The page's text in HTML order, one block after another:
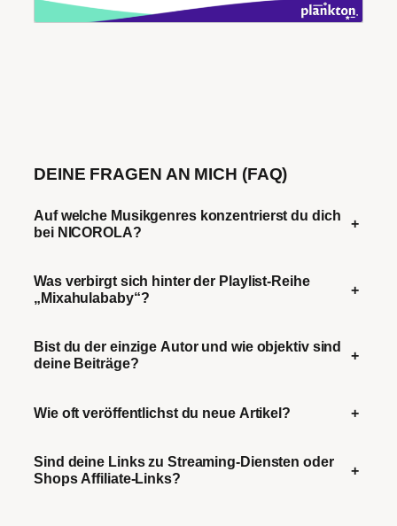
DEINE FRAGEN AN MICH (FAQ)
Auf welche Musikgenres konzentrierst du dich
bei NICOROLA?
+
Was verbirgt sich hinter der Playlist-Reihe
„Mixahulababy“?
+
Bist du der einzige Autor und wie objektiv sind
deine Beiträge?
+
Wie oft veröffentlichst du neue Artikel? +
Sind deine Links zu Streaming-Diensten oder
Shops Affiliate-Links?
+